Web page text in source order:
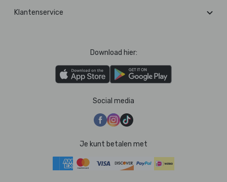
Klantenservice
Download hier:
Social media
Je kunt betalen met